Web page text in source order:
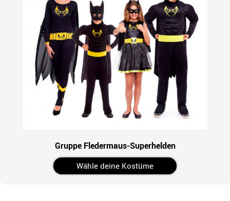
Gruppe Fledermaus-Superhelden
Wähle deine Kostüme